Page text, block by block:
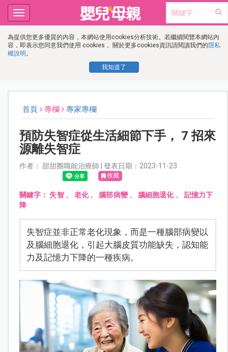
為提供您更多優質的內容，本網站使用cookies分析技術。若繼續閱覽本網站內
容，即表示您同意我們使用 cookies， 關於更多cookies資訊請閱讀我們的隱私
權說明 。
我知道了
Toggle
navigation
首頁 專欄 專家專欄
預防失智症從生活細節下手， 7 招來
源離失智症
作者： 甜甜圈職能治療師 | 發表日期：2023-11-23
收藏
關鍵字： 失智、 老化、 腦部病變、 腦細胞退化、 記憶力下
降
失智症並非正常老化現象，而是一種腦部病變以
及腦細胞退化，引起大腦皮質功能缺失，認知能
力及記憶力下降的一種疾病。